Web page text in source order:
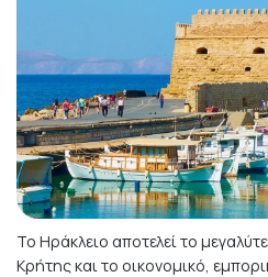
Το Ηράκλειο αποτελεί το
Κρήτης και το οικονομικό,